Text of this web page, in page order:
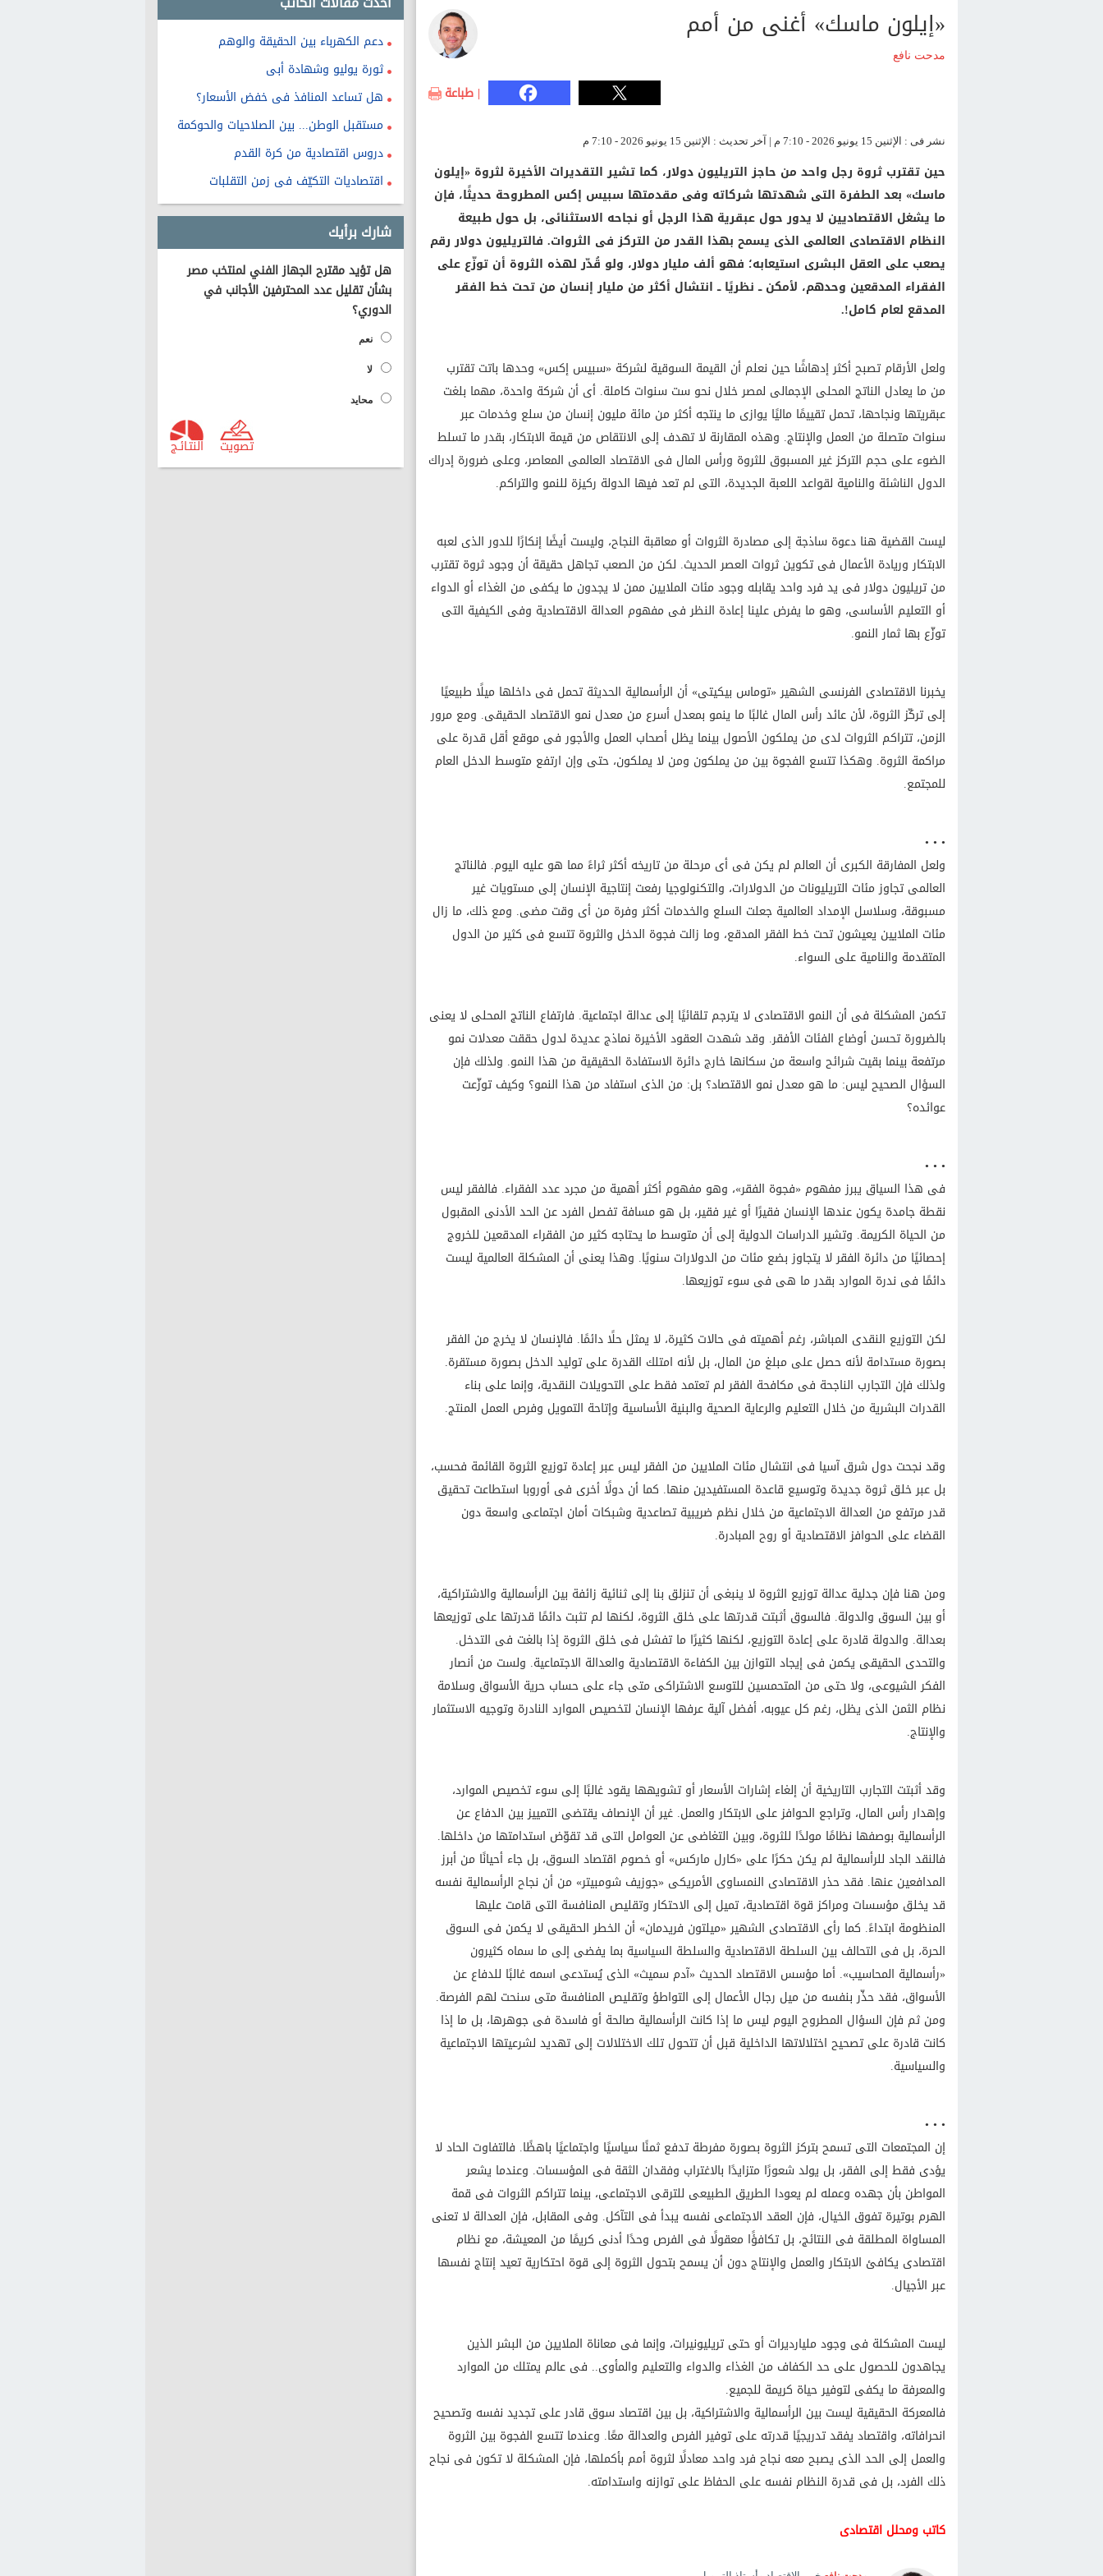
دعم الكهرباء بين الحقيقة والوهم
ثورة يوليو وشهادة أبى
هل تساعد المنافذ فى خفض الأسعار؟
مستقبل الوطن... بين الصلاحيات والحوكمة
دروس اقتصادية من كرة القدم
اقتصاديات التكيّف فى زمن التقلبات
شارك برأيك
هل تؤيد مقترح الجهاز الفني لمنتخب مصر
بشأن تقليل عدد المحترفين الأجانب في
الدوري؟
نعم
لا
محايد
النتـائـج تصويت
«إيلون ماسك» أغنى من أمم
مدحت نافع
| طباعة
نشر فى : الإثنين 15 يونيو 2026 - 7:10 م | آخر تحديث : الإثنين 15 يونيو 2026 - 7:10 م
حين تقترب ثروة رجل واحد من حاجز التريليون دولار، كما تشير التقديرات الأخيرة لثروة «إيلون
ماسك» بعد الطفرة التى شهدتها شركاته وفى مقدمتها سبيس إكس المطروحة حديثًا، فإن
ما يشغل الاقتصاديين لا يدور حول عبقرية هذا الرجل أو نجاحه الاستثنائى، بل حول طبيعة
النظام الاقتصادى العالمى الذى يسمح بهذا القدر من التركز فى الثروات. فالتريليون دولار رقم
يصعب على العقل البشرى استيعابه؛ فهو ألف مليار دولار، ولو قُدّر لهذه الثروة أن توزّع على
الفقراء المدقعين وحدهم، لأمكن ــ نظريًا ــ انتشال أكثر من مليار إنسان من تحت خط الفقر
المدقع لعام كامل!.
ولعل الأرقام تصبح أكثر إدهاشًا حين نعلم أن القيمة السوقية لشركة «سبيس إكس» وحدها باتت تقترب
من ما يعادل الناتج المحلى الإجمالى لمصر خلال نحو ست سنوات كاملة. أى أن شركة واحدة، مهما بلغت
عبقريتها ونجاحها، تحمل تقييمًا ماليًا يوازى ما ينتجه أكثر من مائة مليون إنسان من سلع وخدمات عبر
سنوات متصلة من العمل والإنتاج. وهذه المقارنة لا تهدف إلى الانتقاص من قيمة الابتكار، بقدر ما تسلط
الضوء على حجم التركز غير المسبوق للثروة ورأس المال فى الاقتصاد العالمى المعاصر، وعلى ضرورة إدراك
الدول الناشئة والنامية لقواعد اللعبة الجديدة، التى لم تعد فيها الدولة ركيزة للنمو والتراكم.
ليست القضية هنا دعوة ساذجة إلى مصادرة الثروات أو معاقبة النجاح، وليست أيضًا إنكارًا للدور الذى لعبه
الابتكار وريادة الأعمال فى تكوين ثروات العصر الحديث. لكن من الصعب تجاهل حقيقة أن وجود ثروة تقترب
من تريليون دولار فى يد فرد واحد يقابله وجود مئات الملايين ممن لا يجدون ما يكفى من الغذاء أو الدواء
أو التعليم الأساسى، وهو ما يفرض علينا إعادة النظر فى مفهوم العدالة الاقتصادية وفى الكيفية التى
توزّع بها ثمار النمو.
يخبرنا الاقتصادى الفرنسى الشهير «توماس بيكيتى» أن الرأسمالية الحديثة تحمل فى داخلها ميلًا طبيعيًا
إلى تركّز الثروة، لأن عائد رأس المال غالبًا ما ينمو بمعدل أسرع من معدل نمو الاقتصاد الحقيقى. ومع مرور
الزمن، تتراكم الثروات لدى من يملكون الأصول بينما يظل أصحاب العمل والأجور فى موقع أقل قدرة على
مراكمة الثروة. وهكذا تتسع الفجوة بين من يملكون ومن لا يملكون، حتى وإن ارتفع متوسط الدخل العام
للمجتمع.
• • •
ولعل المفارقة الكبرى أن العالم لم يكن فى أى مرحلة من تاريخه أكثر ثراءً مما هو عليه اليوم. فالناتج
العالمى تجاوز مئات التريليونات من الدولارات، والتكنولوجيا رفعت إنتاجية الإنسان إلى مستويات غير
مسبوقة، وسلاسل الإمداد العالمية جعلت السلع والخدمات أكثر وفرة من أى وقت مضى. ومع ذلك، ما زال
مئات الملايين يعيشون تحت خط الفقر المدقع، وما زالت فجوة الدخل والثروة تتسع فى كثير من الدول
المتقدمة والنامية على السواء.
تكمن المشكلة فى أن النمو الاقتصادى لا يترجم تلقائيًا إلى عدالة اجتماعية. فارتفاع الناتج المحلى لا يعنى
بالضرورة تحسن أوضاع الفئات الأفقر. وقد شهدت العقود الأخيرة نماذج عديدة لدول حققت معدلات نمو
مرتفعة بينما بقيت شرائح واسعة من سكانها خارج دائرة الاستفادة الحقيقية من هذا النمو. ولذلك فإن
السؤال الصحيح ليس: ما هو معدل نمو الاقتصاد؟ بل: من الذى استفاد من هذا النمو؟ وكيف توزّعت
عوائده؟
• • •
فى هذا السياق يبرز مفهوم «فجوة الفقر»، وهو مفهوم أكثر أهمية من مجرد عدد الفقراء. فالفقر ليس
نقطة جامدة يكون عندها الإنسان فقيرًا أو غير فقير، بل هو مسافة تفصل الفرد عن الحد الأدنى المقبول
من الحياة الكريمة. وتشير الدراسات الدولية إلى أن متوسط ما يحتاجه كثير من الفقراء المدقعين للخروج
إحصائيًا من دائرة الفقر لا يتجاوز بضع مئات من الدولارات سنويًا. وهذا يعنى أن المشكلة العالمية ليست
دائمًا فى ندرة الموارد بقدر ما هى فى سوء توزيعها.
لكن التوزيع النقدى المباشر، رغم أهميته فى حالات كثيرة، لا يمثل حلًا دائمًا. فالإنسان لا يخرج من الفقر
بصورة مستدامة لأنه حصل على مبلغ من المال، بل لأنه امتلك القدرة على توليد الدخل بصورة مستقرة.
ولذلك فإن التجارب الناجحة فى مكافحة الفقر لم تعتمد فقط على التحويلات النقدية، وإنما على بناء
القدرات البشرية من خلال التعليم والرعاية الصحية والبنية الأساسية وإتاحة التمويل وفرص العمل المنتج.
وقد نجحت دول شرق آسيا فى انتشال مئات الملايين من الفقر ليس عبر إعادة توزيع الثروة القائمة فحسب،
بل عبر خلق ثروة جديدة وتوسيع قاعدة المستفيدين منها. كما أن دولًا أخرى فى أوروبا استطاعت تحقيق
قدر مرتفع من العدالة الاجتماعية من خلال نظم ضريبية تصاعدية وشبكات أمان اجتماعى واسعة دون
القضاء على الحوافز الاقتصادية أو روح المبادرة.
ومن هنا فإن جدلية عدالة توزيع الثروة لا ينبغى أن تنزلق بنا إلى ثنائية زائفة بين الرأسمالية والاشتراكية،
أو بين السوق والدولة. فالسوق أثبتت قدرتها على خلق الثروة، لكنها لم تثبت دائمًا قدرتها على توزيعها
بعدالة. والدولة قادرة على إعادة التوزيع، لكنها كثيرًا ما تفشل فى خلق الثروة إذا بالغت فى التدخل.
والتحدى الحقيقى يكمن فى إيجاد التوازن بين الكفاءة الاقتصادية والعدالة الاجتماعية. ولست من أنصار
الفكر الشيوعى، ولا حتى من المتحمسين للتوسع الاشتراكى متى جاء على حساب حرية الأسواق وسلامة
نظام الثمن الذى يظل، رغم كل عيوبه، أفضل آلية عرفها الإنسان لتخصيص الموارد النادرة وتوجيه الاستثمار
والإنتاج.
وقد أثبتت التجارب التاريخية أن إلغاء إشارات الأسعار أو تشويهها يقود غالبًا إلى سوء تخصيص الموارد،
وإهدار رأس المال، وتراجع الحوافز على الابتكار والعمل. غير أن الإنصاف يقتضى التمييز بين الدفاع عن
الرأسمالية بوصفها نظامًا مولدًا للثروة، وبين التغاضى عن العوامل التى قد تقوّض استدامتها من داخلها.
فالنقد الجاد للرأسمالية لم يكن حكرًا على «كارل ماركس» أو خصوم اقتصاد السوق، بل جاء أحيانًا من أبرز
المدافعين عنها. فقد حذر الاقتصادى النمساوى الأمريكى «جوزيف شومبيتر» من أن نجاح الرأسمالية نفسه
قد يخلق مؤسسات ومراكز قوة اقتصادية، تميل إلى الاحتكار وتقليص المنافسة التى قامت عليها
المنظومة ابتداءً. كما رأى الاقتصادى الشهير «ميلتون فريدمان» أن الخطر الحقيقى لا يكمن فى السوق
الحرة، بل فى التحالف بين السلطة الاقتصادية والسلطة السياسية بما يفضى إلى ما سماه كثيرون
«رأسمالية المحاسيب». أما مؤسس الاقتصاد الحديث «آدم سميث» الذى يُستدعى اسمه غالبًا للدفاع عن
الأسواق، فقد حذّر بنفسه من ميل رجال الأعمال إلى التواطؤ وتقليص المنافسة متى سنحت لهم الفرصة.
ومن ثم فإن السؤال المطروح اليوم ليس ما إذا كانت الرأسمالية صالحة أو فاسدة فى جوهرها، بل ما إذا
كانت قادرة على تصحيح اختلالاتها الداخلية قبل أن تتحول تلك الاختلالات إلى تهديد لشرعيتها الاجتماعية
والسياسية.
• • •
إن المجتمعات التى تسمح بتركز الثروة بصورة مفرطة تدفع ثمنًا سياسيًا واجتماعيًا باهظًا. فالتفاوت الحاد لا
يؤدى فقط إلى الفقر، بل يولد شعورًا متزايدًا بالاغتراب وفقدان الثقة فى المؤسسات. وعندما يشعر
المواطن بأن جهده وعمله لم يعودا الطريق الطبيعى للترقى الاجتماعى، بينما تتراكم الثروات فى قمة
الهرم بوتيرة تفوق الخيال، فإن العقد الاجتماعى نفسه يبدأ فى التآكل. وفى المقابل، فإن العدالة لا تعنى
المساواة المطلقة فى النتائج، بل تكافؤًا معقولًا فى الفرص وحدًا أدنى كريمًا من المعيشة، مع نظام
اقتصادى يكافئ الابتكار والعمل والإنتاج دون أن يسمح بتحول الثروة إلى قوة احتكارية تعيد إنتاج نفسها
عبر الأجيال.
ليست المشكلة فى وجود مليارديرات أو حتى تريليونيرات، وإنما فى معاناة الملايين من البشر الذين
يجاهدون للحصول على حد الكفاف من الغذاء والدواء والتعليم والمأوى.. فى عالم يمتلك من الموارد
والمعرفة ما يكفى لتوفير حياة كريمة للجميع.
فالمعركة الحقيقية ليست بين الرأسمالية والاشتراكية، بل بين اقتصاد سوق قادر على تجديد نفسه وتصحيح
انحرافاته، واقتصاد يفقد تدريجيًا قدرته على توفير الفرص والعدالة معًا. وعندما تتسع الفجوة بين الثروة
والعمل إلى الحد الذى يصبح معه نجاح فرد واحد معادلًا لثروة أمم بأكملها، فإن المشكلة لا تكون فى نجاح
ذلك الفرد، بل فى قدرة النظام نفسه على الحفاظ على توازنه واستدامته.
كاتب ومحلل اقتصادى